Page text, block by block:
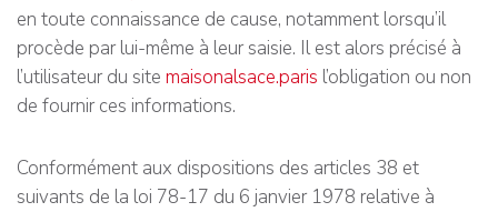
en toute connaissance de cause, notamment lorsqu’il
procède par lui-même à leur saisie. Il est alors précisé à
l’utilisateur du site maisonalsace.paris l’obligation ou non
de fournir ces informations.
Conformément aux dispositions des articles 38 et
suivants de la loi 78-17 du 6 janvier 1978 relative à